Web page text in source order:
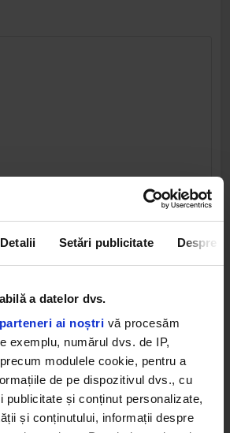
Detalii Setări publicitate Despre
a datelor dvs.
ai noștri vă procesăm
exemplu, numărul dvs. de IP,
modulele cookie, pentru a
de pe dispozitivul dvs., cu
publicitate și conținut personalizate,
și conținutului, informații despre